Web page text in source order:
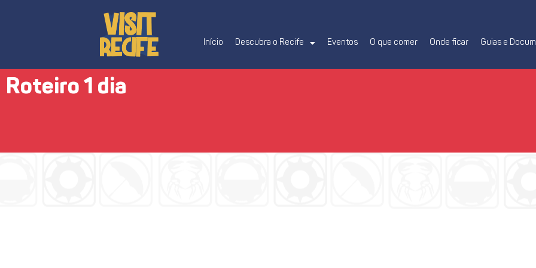
Início Descubra o Recife Eventos O que comer Onde ficar Guias e
Roteiro 1 dia